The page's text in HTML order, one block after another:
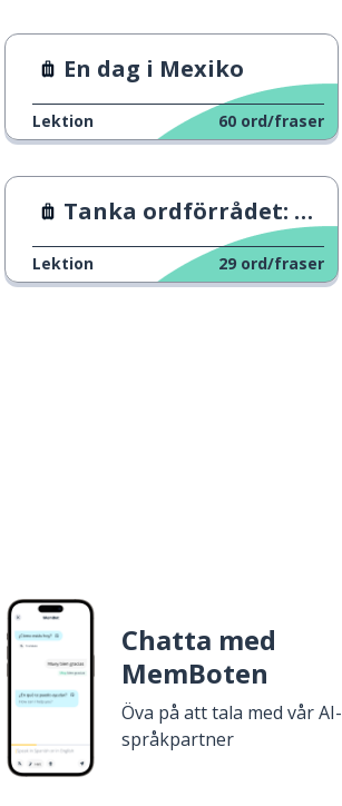
En dag i Mexiko
Lektion 60 ord/fraser
Tanka ordförrådet: Platser att utforska
Lektion 29 ord/fraser
Chatta med
MemBoten
Öva på att tala med vår AI-
språkpartner